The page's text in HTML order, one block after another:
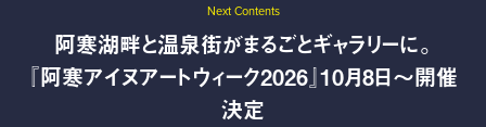
Next Contents
阿寒湖畔と温泉街がまるごとギャラリーに。
『阿寒アイヌアートウィーク2026』10月8日〜開催
決定